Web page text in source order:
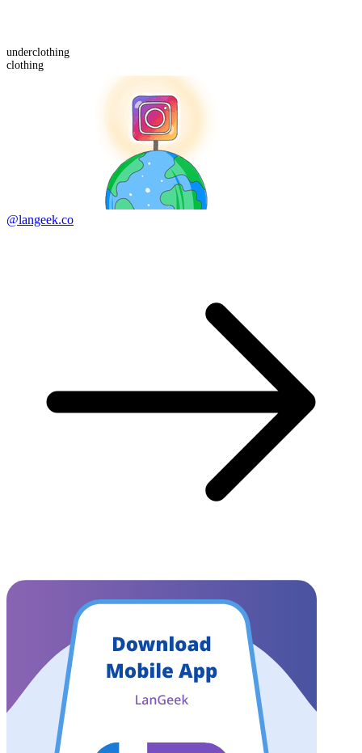
underclothing
clothing
@langeek.co